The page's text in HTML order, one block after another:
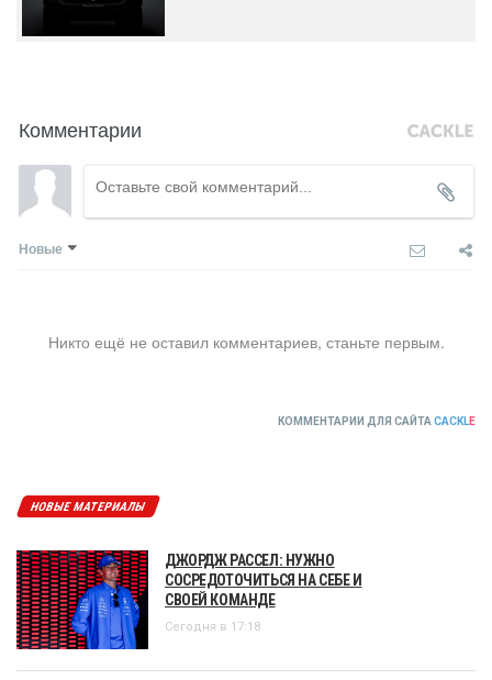
Комментарии
Новые
Никто ещё не оставил комментариев, станьте первым.
КОММЕНТАРИИ ДЛЯ САЙТА CACKLE
НОВЫЕ МАТЕРИАЛЫ
ДЖОРДЖ РАССЕЛ: НУЖНО
СОСРЕДОТОЧИТЬСЯ НА СЕБЕ И
СВОЕЙ КОМАНДЕ
Сегодня в 17:18